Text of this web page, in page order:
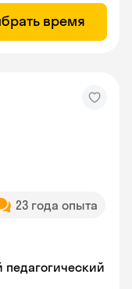
время
23 года опыта